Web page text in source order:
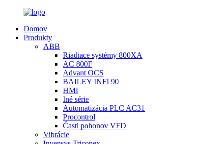
Domov
Produkty
ABB
Riadiace systémy 800XA
AC 800F
Advant OCS
BAILEY INFI 90
HMI
Iné série
Automatizácia PLC AC31
Procontrol
Časti pohonov VFD
Vibrácie